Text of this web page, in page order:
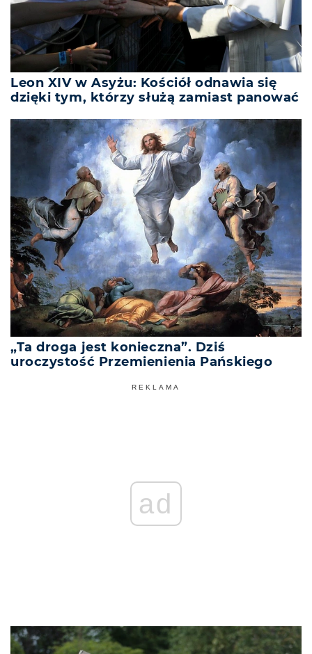
Leon XIV w Asyżu: Kościół odnawia się
dzięki tym, którzy służą zamiast panować
„Ta droga jest konieczna”. Dziś
uroczystość Przemienienia Pańskiego
REKLAMA
ad